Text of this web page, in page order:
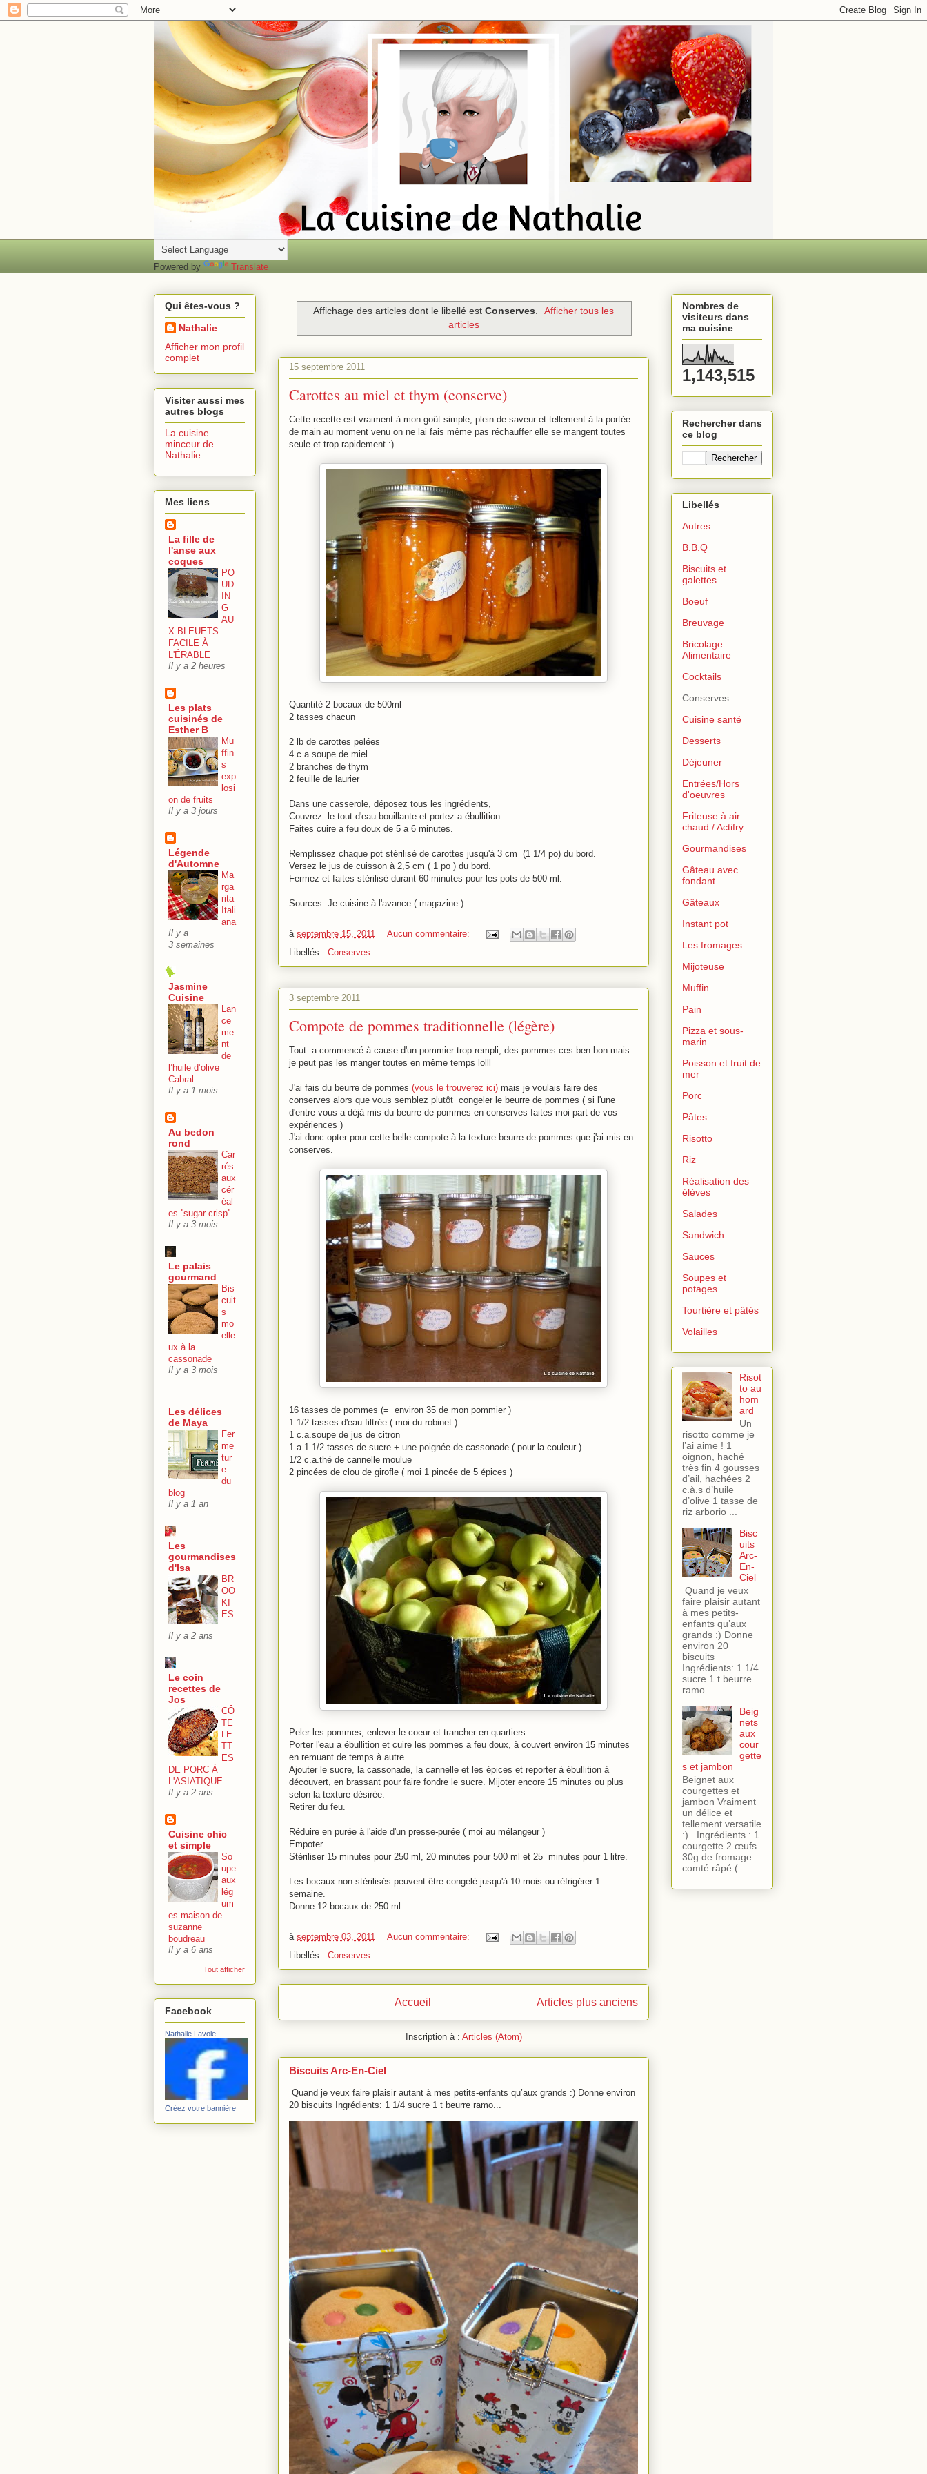
Powered by Translate
Affichage des articles dont le libellé est Conserves.
Afficher tous les
articles
15 septembre 2011
Carottes au miel et thym (conserve)
Cette recette est vraiment à mon goût simple, plein de saveur et tellement à la portée
de main au moment venu on ne lai fais même pas réchauffer elle se mangent toutes
seule et trop rapidement :)
Quantité 2 bocaux de 500ml
2 tasses chacun
2 lb de carottes pelées
4 c.a.soupe de miel
2 branches de thym
2 feuille de laurier
Dans une casserole, déposez tous les ingrédients,
Couvrez le tout d'eau bouillante et portez a ébullition.
Faites cuire a feu doux de 5 a 6 minutes.
Remplissez chaque pot stérilisé de carottes jusqu'à 3 cm (1 1/4 po) du bord.
Versez le jus de cuisson à 2,5 cm ( 1 po ) du bord.
Fermez et faites stérilisé durant 60 minutes pour les pots de 500 ml.
Sources: Je cuisine à l'avance ( magazine )
à septembre 15, 2011
Aucun commentaire:
Libellés : Conserves
3 septembre 2011
Compote de pommes traditionnelle (légère)
Tout a commencé à cause d'un pommier trop rempli, des pommes ces ben bon mais
je peut pas les manger toutes en même temps lolll
J'ai fais du beurre de pommes (vous le trouverez ici) mais je voulais faire des
conserves alors que vous semblez plutôt congeler le beurre de pommes ( si l'une
d'entre vous a déjà mis du beurre de pommes en conserves faites moi part de vos
expériences )
J'ai donc opter pour cette belle compote à la texture beurre de pommes que j'ai mis en
conserves.
16 tasses de pommes (= environ 35 de mon pommier )
1 1/2 tasses d'eau filtrée ( moi du robinet )
1 c.a.soupe de jus de citron
1 a 1 1/2 tasses de sucre + une poignée de cassonade ( pour la couleur )
1/2 c.a.thé de cannelle moulue
2 pincées de clou de girofle ( moi 1 pincée de 5 épices )
Peler les pommes, enlever le coeur et trancher en quartiers.
Porter l'eau a ébullition et cuire les pommes a feu doux, à couvert environ 15 minutes
en remuant de temps à autre.
Ajouter le sucre, la cassonade, la cannelle et les épices et reporter à ébullition à
découvert, en brassant pour faire fondre le sucre. Mijoter encore 15 minutes ou plus
selon la texture désirée.
Retirer du feu.
Réduire en purée à l'aide d'un presse-purée ( moi au mélangeur )
Empoter.
Stériliser 15 minutes pour 250 ml, 20 minutes pour 500 ml et 25 minutes pour 1 litre.
Les bocaux non-stérilisés peuvent être congelé jusqu'à 10 mois ou réfrigérer 1
semaine.
Donne 12 bocaux de 250 ml.
à septembre 03, 2011
Aucun commentaire:
Libellés : Conserves
Articles plus anciens
Accueil
Inscription à : Articles (Atom)
Biscuits Arc-En-Ciel
Quand je veux faire plaisir autant à mes petits-enfants qu’aux grands :) Donne environ
20 biscuits Ingrédients: 1 1/4 sucre 1 t beurre ramo...
Qui êtes-vous ?
Nathalie
Afficher mon profil
complet
Visiter aussi mes
autres blogs
La cuisine
minceur de
Nathalie
Mes liens
La fille de
l'anse aux
coques
PO
UD
IN
G
AU
X BLEUETS
FACILE À
L'ÉRABLE
Il y a 2 heures
Les plats
cuisinés de
Esther B
Mu
ffin
s
exp
losi
on de fruits
Il y a 3 jours
Légende
d'Automne
Ma
rga
rita
Itali
ana
Il y a
3 semaines
Jasmine
Cuisine
Lan
ce
me
nt
de
l’huile d’olive
Cabral
Il y a 1 mois
Au bedon
rond
Car
rés
aux
cér
éal
es ''sugar crisp''
Il y a 3 mois
Le palais
gourmand
Bis
cuit
s
mo
elle
ux à la
cassonade
Il y a 3 mois
Les délices
de Maya
Fer
me
tur
e
du
blog
Il y a 1 an
Les
gourmandises
d'Isa
BR
OO
KI
ES
Il y a 2 ans
Le coin
recettes de
Jos
CÔ
TE
LE
TT
ES
DE PORC À
L'ASIATIQUE
Il y a 2 ans
Cuisine chic
et simple
So
upe
aux
lég
um
es maison de
suzanne
boudreau
Il y a 6 ans
Tout afficher
Facebook
Nathalie Lavoie
Créez votre bannière
Nombres de
visiteurs dans
ma cuisine
1,143,515
Rechercher dans
ce blog
Libellés
Autres
B.B.Q
Biscuits et
galettes
Boeuf
Breuvage
Bricolage
Alimentaire
Cocktails
Conserves
Cuisine santé
Desserts
Déjeuner
Entrées/Hors
d'oeuvres
Friteuse à air
chaud / Actifry
Gourmandises
Gâteau avec
fondant
Gâteaux
Instant pot
Les fromages
Mijoteuse
Muffin
Pain
Pizza et sous-
marin
Poisson et fruit de
mer
Porc
Pâtes
Risotto
Riz
Réalisation des
élèves
Salades
Sandwich
Sauces
Soupes et
potages
Tourtière et pâtés
Volailles
Risot
to au
hom
ard
Un
risotto comme je
l’ai aime ! 1
oignon, haché
très fin 4 gousses
d’ail, hachées 2
c.à.s d’huile
d’olive 1 tasse de
riz arborio ...
Bisc
uits
Arc-
En-
Ciel
Quand je veux
faire plaisir autant
à mes petits-
enfants qu’aux
grands :) Donne
environ 20
biscuits
Ingrédients: 1 1/4
sucre 1 t beurre
ramo...
Beig
nets
aux
cour
gette
s et jambon
Beignet aux
courgettes et
jambon Vraiment
un délice et
tellement versatile
:) Ingrédients : 1
courgette 2 œufs
30g de fromage
comté râpé (...